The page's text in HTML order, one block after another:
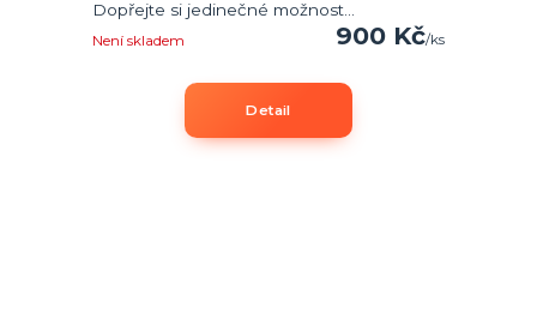
Dopřejte si jedinečné možnost...
900 Kč/ks
Není skladem
Detail